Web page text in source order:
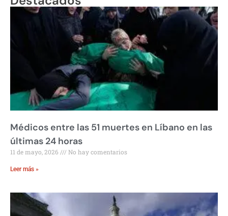
Médicos entre las 51 muertes en Líbano en las
últimas 24 horas
11 de mayo, 2026 No hay comentarios
Leer más »